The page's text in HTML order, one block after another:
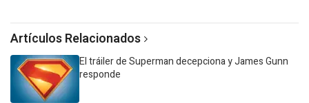
Artículos Relacionados
El tráiler de Superman decepciona y James Gunn
responde